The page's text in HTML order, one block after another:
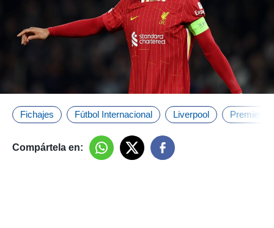
Fichajes Fútbol Internacional Liverpool Premier
Compártela en: